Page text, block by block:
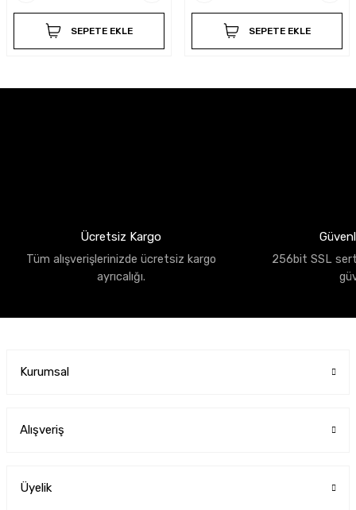
SEPETE EKLE SEPETE EKLE
Ücretsiz Kargo
Tüm alışverişlerinizde ücretsiz kargo
ayrıcalığı.
256bit SSL
Kurumsal
Alışveriş
Üyelik